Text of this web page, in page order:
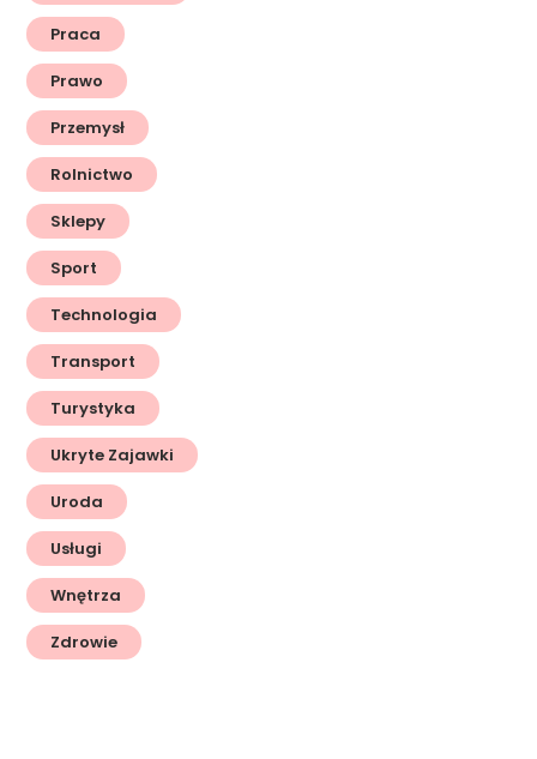
Praca
Prawo
Przemysł
Rolnictwo
Sklepy
Sport
Technologia
Transport
Turystyka
Ukryte Zajawki
Uroda
Usługi
Wnętrza
Zdrowie